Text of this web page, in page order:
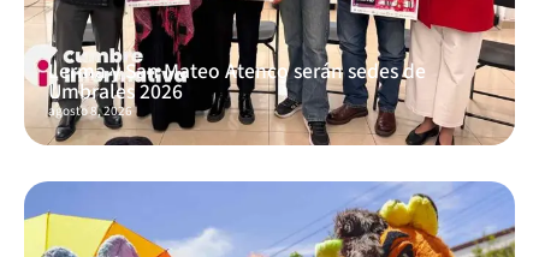
Lerma y San Mateo Atenco serán sedes de
Umbrales 2026
agosto 8, 2026